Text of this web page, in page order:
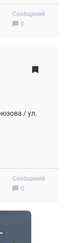
Сообщений
0
Сообщений
0
/ ул.